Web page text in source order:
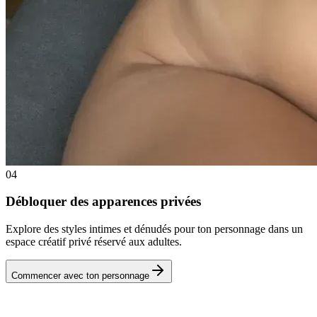
04
Débloquer des apparences privées
Explore des styles intimes et dénudés pour ton personnage dans un
espace créatif privé réservé aux adultes.
Commencer avec ton personnage